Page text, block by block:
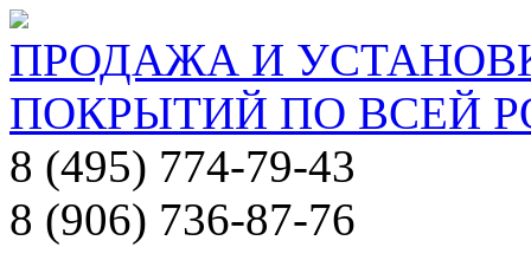
ПРОДАЖА И
ПОКРЫТИЙ ПО ВСЕЙ
8 (495) 774-79-43
8 (906) 736-87-76